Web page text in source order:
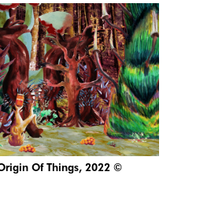
Of Things, 2022 ©